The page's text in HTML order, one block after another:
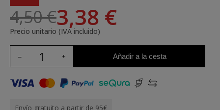
4,50 €3,38 €
Precio unitario (IVA incluido)
Añadir a la cesta
Envío gratuito a partir de 95€